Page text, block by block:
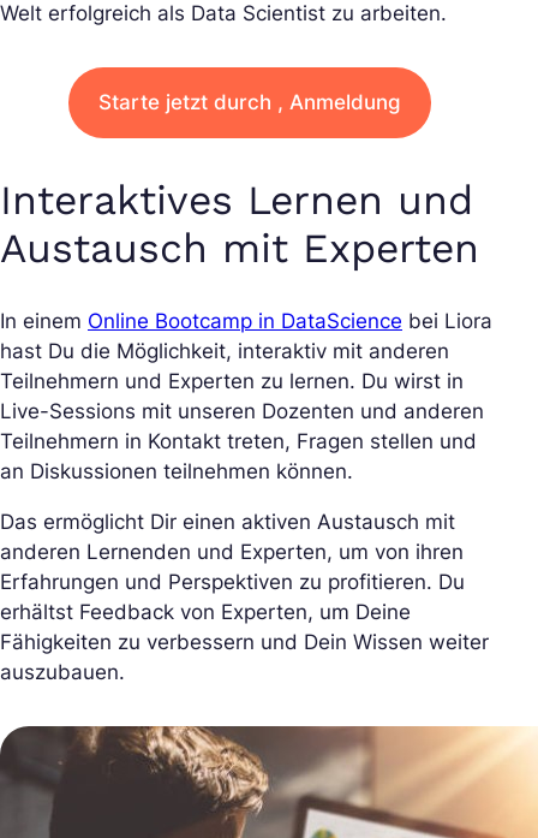
Welt erfolgreich als Data Scientist zu arbeiten.
Starte jetzt durch , Anmeldung
Interaktives Lernen und
Austausch mit Experten
In einem Online Bootcamp in DataScience bei Liora
hast Du die Möglichkeit, interaktiv mit anderen
Teilnehmern und Experten zu lernen. Du wirst in
Live-Sessions mit unseren Dozenten und anderen
Teilnehmern in Kontakt treten, Fragen stellen und
an Diskussionen teilnehmen können.
Das ermöglicht Dir einen aktiven Austausch mit
anderen Lernenden und Experten, um von ihren
Erfahrungen und Perspektiven zu profitieren. Du
erhältst Feedback von Experten, um Deine
Fähigkeiten zu verbessern und Dein Wissen weiter
auszubauen.